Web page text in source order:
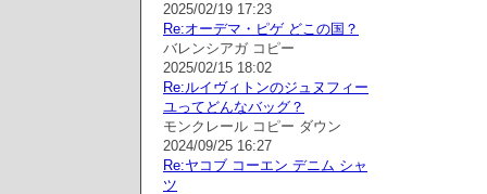
2025/02/19 17:23
Re:オーデマ・ピゲ どこの国？
バレンシアガ コピー
2025/02/15 18:02
Re:ルイヴィトンのジュヌフィー
ユってどんなバッグ？
モンクレール コピー ダウン
2024/09/25 16:27
Re:ヤコブ コーエン デニム シャ
ツ